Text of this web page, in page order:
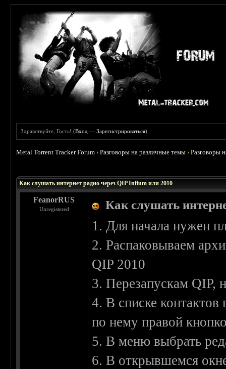
Здравствуйте, Гость! (Вход —Зарегистрироваться)
Metal Torrent Tracker Forum ›Разговоры на различные темы ›Разговоры
Как слушать интернет радио через QIP Infium или 2010
FeanorRUS
Unregistered Как слушать
1. Для начала нужен
2. Распаковываем
QIP 2010
3. Перезапускам QIP,
4. В списке
по нему правой
5. В меню выбрать
6. В открывшемся